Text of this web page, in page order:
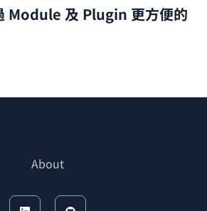
Module 及 Plugin 更方便的
About